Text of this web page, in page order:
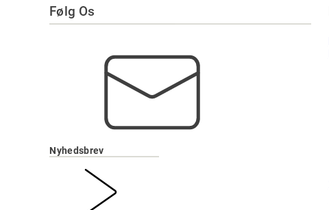
Følg Os
Nyhedsbrev